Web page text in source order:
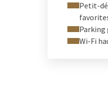
Le forfait est
octobre 2025.
Plongez au
Petit-
Wi-Fi